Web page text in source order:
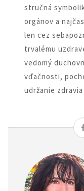
stručná
orgánov a
len cez
trvalému
vedomý
vďačnosti,
udržanie